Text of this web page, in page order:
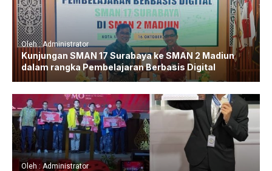
Oleh : Administrator
Kunjungan SMAN 17 Surabaya ke SMAN 2 Madiun
dalam rangka Pembelajaran Berbasis Digital
Oleh : Administrator